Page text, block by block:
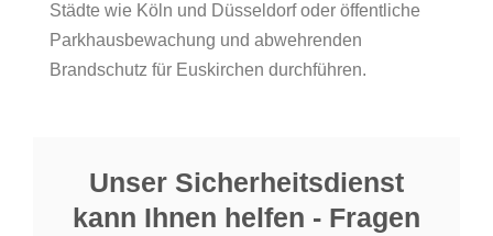
Städte wie Köln und Düsseldorf oder öffentliche
Parkhausbewachung und abwehrenden
Brandschutz für Euskirchen durchführen.
Unser Sicherheitsdienst
kann Ihnen helfen - Fragen